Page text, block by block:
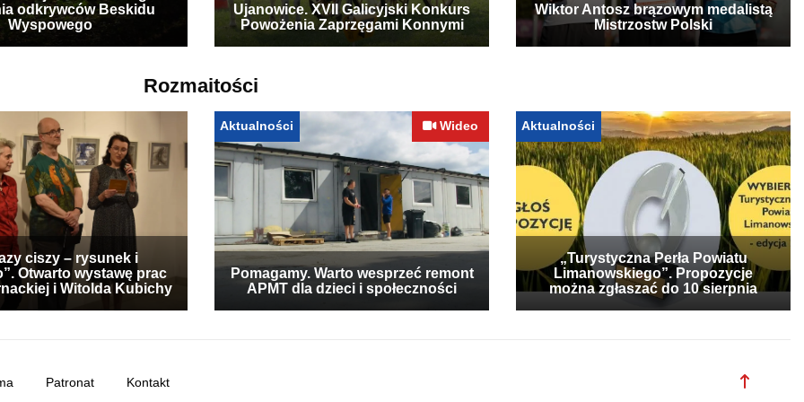
odkrywców Beskidu
Wyspowego
Ujanowice. XVII Galicyjski Konkurs
Powożenia Zaprzęgami Konnymi
Wiktor Antosz brązowym medalistą
Mistrzostw Polski
Rozmaitości
ciszy – rysunek i
Otwarto wystawę prac
i Witolda Kubichy
Aktualności Wideo
Pomagamy. Warto wesprzeć remont
APMT dla dzieci i społeczności
Aktualności
„Turystyczna Perła Powiatu
Limanowskiego”. Propozycje
można zgłaszać do 10 sierpnia
Patronat Kontakt